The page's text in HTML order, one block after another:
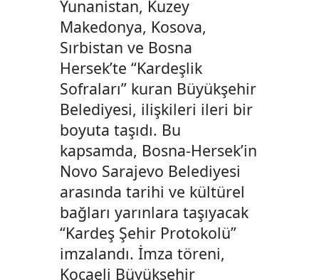
Yunanistan, Kuzey
Makedonya, Kosova,
Sırbistan ve Bosna
Hersek’te “Kardeşlik
Sofraları” kuran Büyükşehir
Belediyesi, ilişkileri ileri bir
boyuta taşıdı. Bu
kapsamda, Bosna-Hersek’in
Novo Sarajevo Belediyesi
arasında tarihi ve kültürel
bağları yarınlara taşıyacak
“Kardeş Şehir Protokolü”
imzalandı. İmza töreni,
Kocaeli Büyükşehir